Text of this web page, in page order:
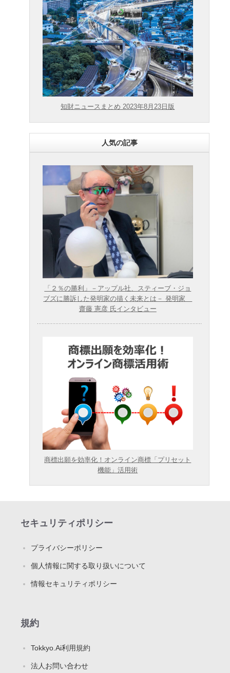
知財ニュースまとめ 2023年8月23日版
人気の記事
「２％の勝利」－アップル社、スティーブ・ジョ
ブズに勝訴した発明家の描く未来とは－ 発明家
齋藤 憲彦 氏インタビュー
商標出願を効率化！オンライン商標「プリセット
機能」活用術
セキュリティポリシー
プライバシーポリシー
個人情報に関する取り扱いについて
情報セキュリティポリシー
規約
Tokkyo.Ai利用規約
法人お問い合わせ